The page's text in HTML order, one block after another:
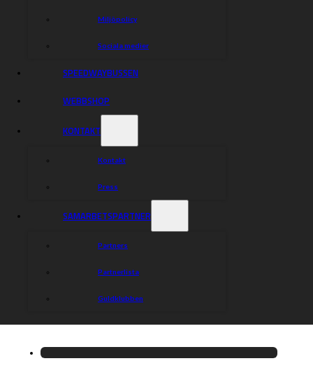
Miljöpolicy
Sociala medier
SPEEDWAYBUSSEN
WEBBSHOP
KONTAKT
Kontakt
Press
SAMARBETSPARTNER
Partners
Partnerlista
Guldklubben